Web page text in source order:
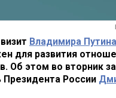
Владимира Путина
для развития
Об этом во вторник
Президента России